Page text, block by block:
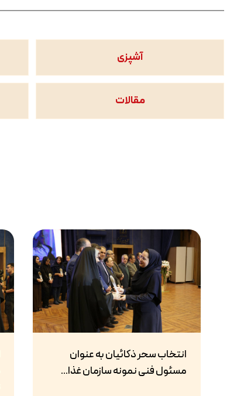
آشپزی
مقالات
انتخاب سحر ذکائیان به عنوان
مسئول فنی نمونه سازمان غذا...